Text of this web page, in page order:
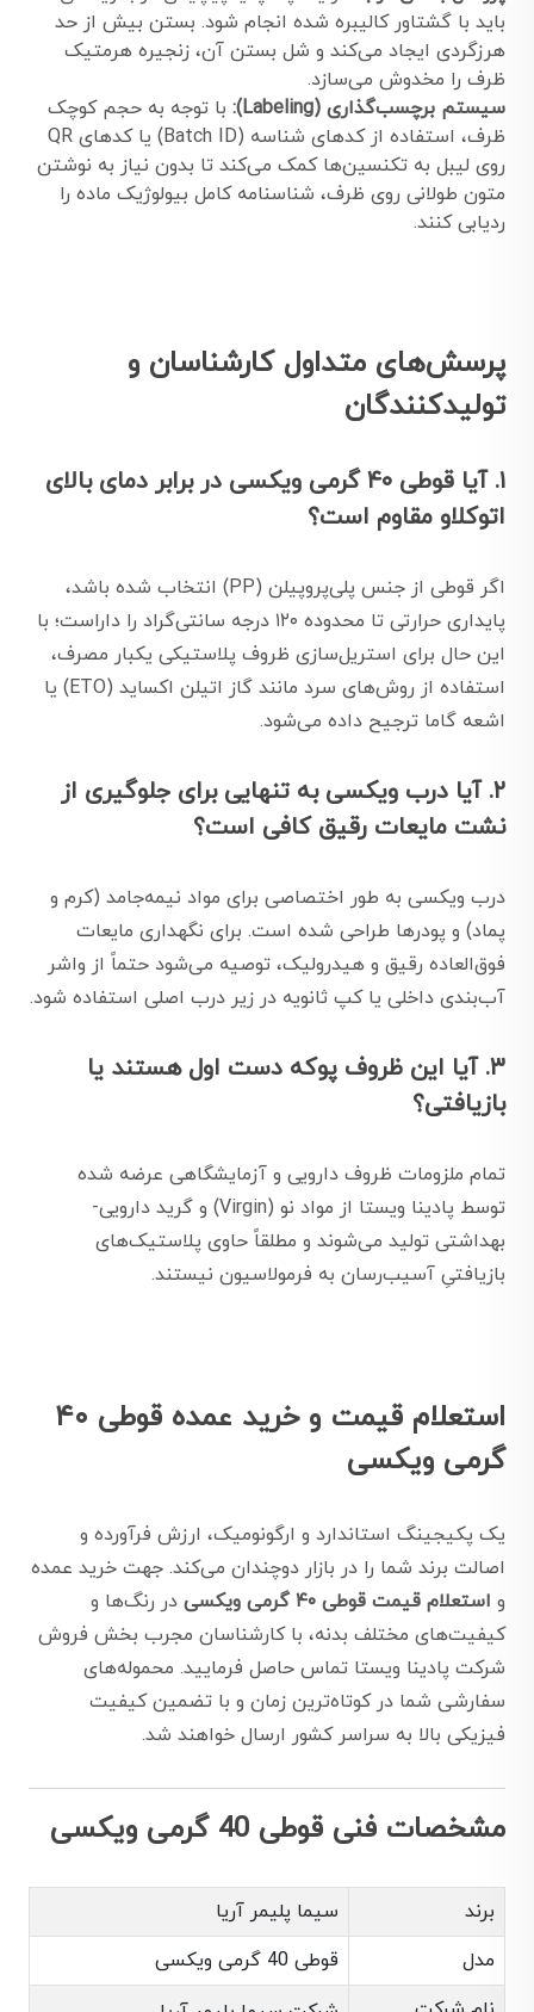
باید با گشتاور کالیبره شده انجام شود. بستن بیش از حد
هرزگردی ایجاد می‌کند و شل بستن آن، زنجیره هرمتیک
ظرف را مخدوش می‌سازد.
سیستم برچسب‌گذاری (Labeling):
با توجه به حجم کوچک
ظرف، استفاده از کدهای شناسه (Batch ID) یا کدهای QR
روی لیبل به تکنسین‌ها کمک می‌کند تا بدون نیاز به نوشتن
متون طولانی روی ظرف، شناسنامه کامل بیولوژیک ماده را
ردیابی کنند.
پرسش‌های متداول کارشناسان و
تولیدکنندگان
۱. آیا قوطی ۴۰ گرمی ویکسی در برابر دمای بالای
اتوکلاو مقاوم است؟
اگر قوطی از جنس پلی‌پروپیلن (PP) انتخاب شده باشد،
پایداری حرارتی تا محدوده ۱۲۰ درجه سانتی‌گراد را داراست؛ با
این حال برای استریل‌سازی ظروف پلاستیکی یکبار مصرف،
استفاده از روش‌های سرد مانند گاز اتیلن اکساید (ETO) یا
اشعه گاما ترجیح داده می‌شود.
۲. آیا درب ویکسی به تنهایی برای جلوگیری از
نشت مایعات رقیق کافی است؟
درب ویکسی به طور اختصاصی برای مواد نیمه‌جامد (کرم و
پماد) و پودرها طراحی شده است. برای نگهداری مایعات
فوق‌العاده رقیق و هیدرولیک، توصیه می‌شود حتماً از واشر
آب‌بندی داخلی یا کپ ثانویه در زیر درب اصلی استفاده شود.
۳. آیا این ظروف پوکه دست اول هستند یا
بازیافتی؟
تمام ملزومات ظروف دارویی و آزمایشگاهی عرضه شده
توسط پادینا ویستا از مواد نو (Virgin) و گرید دارویی-
بهداشتی تولید می‌شوند و مطلقاً حاوی پلاستیک‌های
بازیافتیِ آسیب‌رسان به فرمولاسیون نیستند.
استعلام قیمت و خرید عمده قوطی ۴۰
گرمی ویکسی
یک پکیجینگ استاندارد و ارگونومیک، ارزش فرآورده و
اصالت برند شما را در بازار دوچندان می‌کند. جهت خرید عمده
و استعلام قیمت قوطی ۴۰ گرمی ویکسی
در رنگ‌ها و
کیفیت‌های مختلف بدنه، با کارشناسان مجرب بخش فروش
شرکت پادینا ویستا تماس حاصل فرمایید. محموله‌های
سفارشی شما در کوتاه‌ترین زمان و با تضمین کیفیت
فیزیکی بالا به سراسر کشور ارسال خواهند شد.
مشخصات فنی قوطی 40 گرمی ویکسی
برند
سیما پلیمر آریا
مدل
قوطی 40 گرمی ویکسی